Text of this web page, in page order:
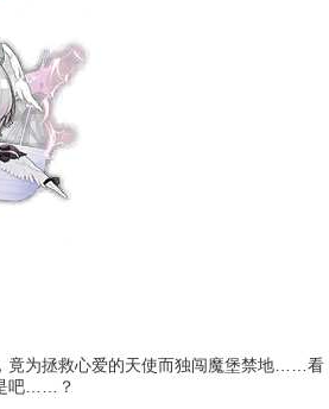
竟为拯救心爱的天使而独闯魔堡禁地……看
吧……？